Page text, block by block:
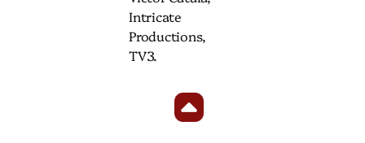
Intricate
Productions,
TV3.